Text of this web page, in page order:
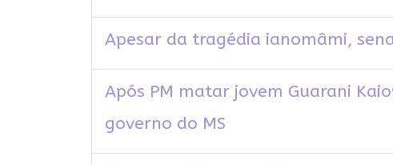
Apesar da tragédia ianomâmi,
Após PM matar jovem Guarani
governo do MS